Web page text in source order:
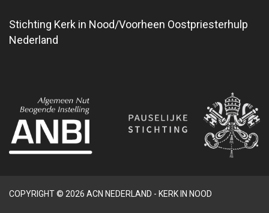
Stichting Kerk in Nood/Voorheen Oostpriesterhulp
Nederland
COPYRIGHT © 2026 ACN NEDERLAND - KERK IN NOOD